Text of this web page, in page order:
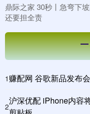
鼎际之家 30秒丨急弯下
还要担全责
1 赚配网 谷歌新品发布
2
沪深优配 iPhone内容